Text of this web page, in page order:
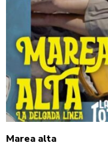
Marea alta